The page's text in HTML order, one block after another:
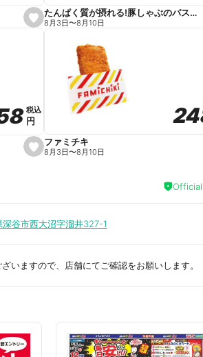
s
e
e
たんぱく質が摂れる!豚しゃぶのパスタサラダ
8月3日〜8月10日
s
e
i
t
税込
税込
円
円
ファミチキ
8月3日〜8月10日
深谷市西大沼字溜井327-1
いますので、店舗にてご確認をお願いします。